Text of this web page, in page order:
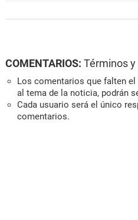
COMENTARIOS: Términos
Los comentarios que falten
al tema de la noticia, podrán
Cada usuario será el único
comentarios.